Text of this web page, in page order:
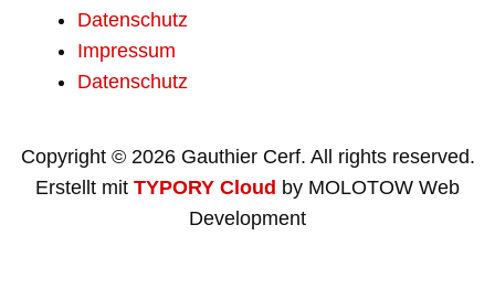
Datenschutz
Impressum
Datenschutz
Copyright © 2026 Gauthier Cerf. All rights reserved.
Erstellt mit TYPORY Cloud by MOLOTOW Web
Development